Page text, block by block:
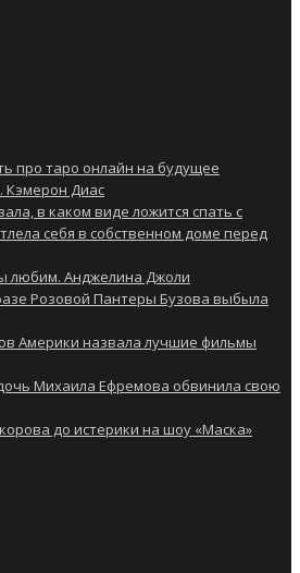
про таро онлайн на будущее
Кэмерон Диас
в каком виде ложится спать с
себя в собственном доме перед
любим. Анджелина Джоли
Розовой Пантеры Бузова выбыла
Америки назвала лучшие фильмы
Михаила Ефремова обвинила свою
до истерики на шоу «Маска»